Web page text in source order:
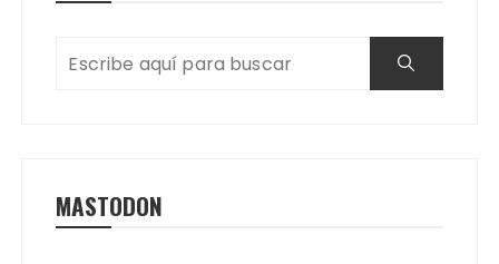
MASTODON